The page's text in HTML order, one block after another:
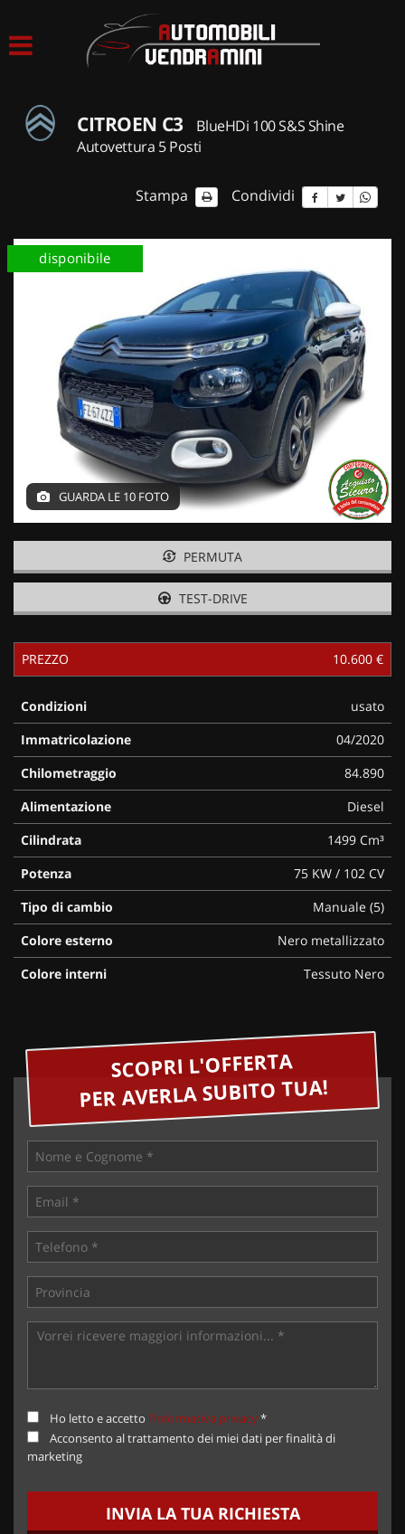
ACQUISTIAMO USATO
CONTATTI
CITROEN C3
BlueHDi 100 S&S Shine
Autovettura 5 Posti
Stampa Condividi
disponibile
GUARDA LE 10 FOTO
PERMUTA
TEST-DRIVE
PREZZO 10.600 €
Condizioni
usato
Immatricolazione
04/2020
Chilometraggio
84.890
Alimentazione
Diesel
Cilindrata
1499 Cm³
Potenza
75 KW / 102 CV
Tipo di cambio
Manuale (5)
Colore esterno
Nero metallizzato
Colore interni
Tessuto Nero
SCOPRI L'OFFERTA
PER AVERLA SUBITO TUA!
Ho letto e accetto l'informativa privacy*
Acconsento al trattamento dei miei dati per finalità di
marketing
INVIA LA TUA RICHIESTA